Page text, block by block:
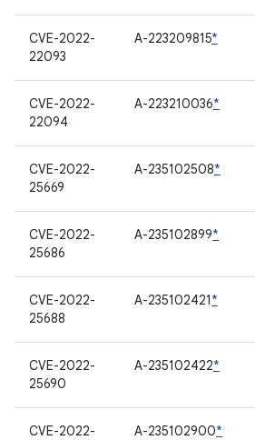
CVE-2022-
22093
A-223209815*
CVE-2022-
22094
A-223210036*
CVE-2022-
25669
A-235102508*
CVE-2022-
25686
A-235102899*
CVE-2022-
25688
A-235102421*
CVE-2022-
25690
A-235102422*
CVE-2022- A-235102900*